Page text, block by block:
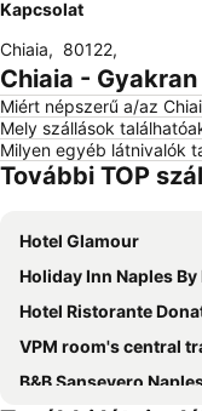
Kapcsolat
Chiaia, 80122,
Chiaia -
Miért népszerű a/az
Mely szállások
Milyen egyéb látnivalók
További TOP
Hotel Glamour
Holiday Inn Naples By
Hotel Ristorante
VPM room's central train
B&B Sansevero